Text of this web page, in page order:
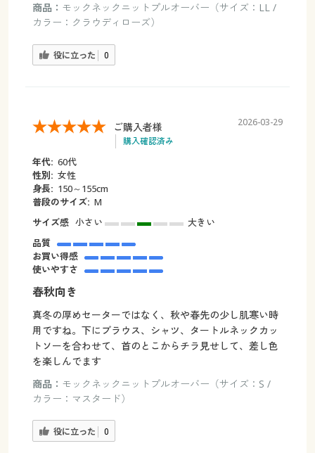
商品： モックネックニットプルオーバー（サイズ：LL /
カラー：クラウディローズ）
役に立った 0
ご購入者様
購入確認済み
2026-03-29
年代: 60代
性別: 女性
身長: 150～155cm
普段のサイズ: M
サイズ感 小さい
大きい
品質
お買い得感
使いやすさ
春秋向き
真冬の厚めセーターではなく、秋や春先の少し肌寒い時
用ですね。下にブラウス、シャツ、タートルネックカッ
トソーを合わせて、首のとこからチラ見せして、差し色
を楽しんでます
商品： モックネックニットプルオーバー（サイズ：S /
カラー：マスタード）
役に立った 0